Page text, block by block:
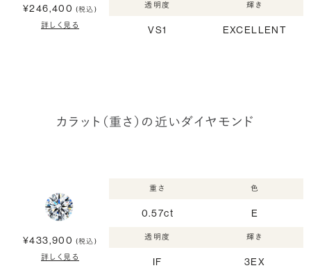
¥246,400 (税込)
詳しく見る
透明度
VS1
輝き
EXCELLENT
カラット（重さ）の近いダイヤモンド
¥433,900 (税込)
詳しく見る
重さ
0.57ct
色
E
透明度
IF
輝き
3EX